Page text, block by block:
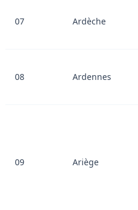
07 Ardèche
08 Ardennes
09 Ariège